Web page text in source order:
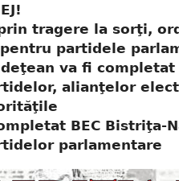
tragere la sorţi,
partidele
va fi completat
alianţelor
BEC Bistriţa-
parlamentare